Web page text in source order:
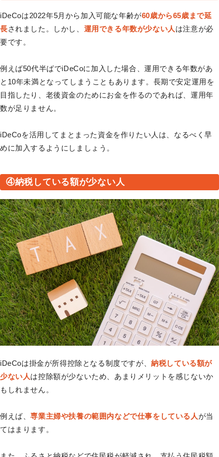
iDeCoは2022年5月から加入可能な年齢が60歳から65歳まで延
長されました。しかし、 運用できる年数が少ない人 は注意が必
要です。
例えば50代半ばでiDeCoに加入した場合、運用できる年数があ
と10年未満となってしまうこともあります。長期で安定運用を
目指したり、老後資金のためにお金を作るのであれば、運用年
数が足りません。
iDeCoを活用してまとまった資金を作りたい人は、なるべく早
めに加入するようにしましょう。
④納税している額が少ない人
iDeCoは掛金が所得控除となる制度ですが、納税している額が
少ない人は控除額が少ないため、あまりメリットを感じないか
もしれません。
例えば、専業主婦や扶養の範囲内などで仕事をしている人 が当
てはまります。